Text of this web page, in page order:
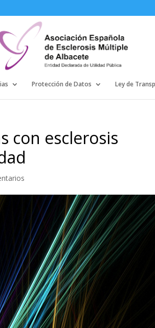
Protección de Datos Ley de
con esclerosis